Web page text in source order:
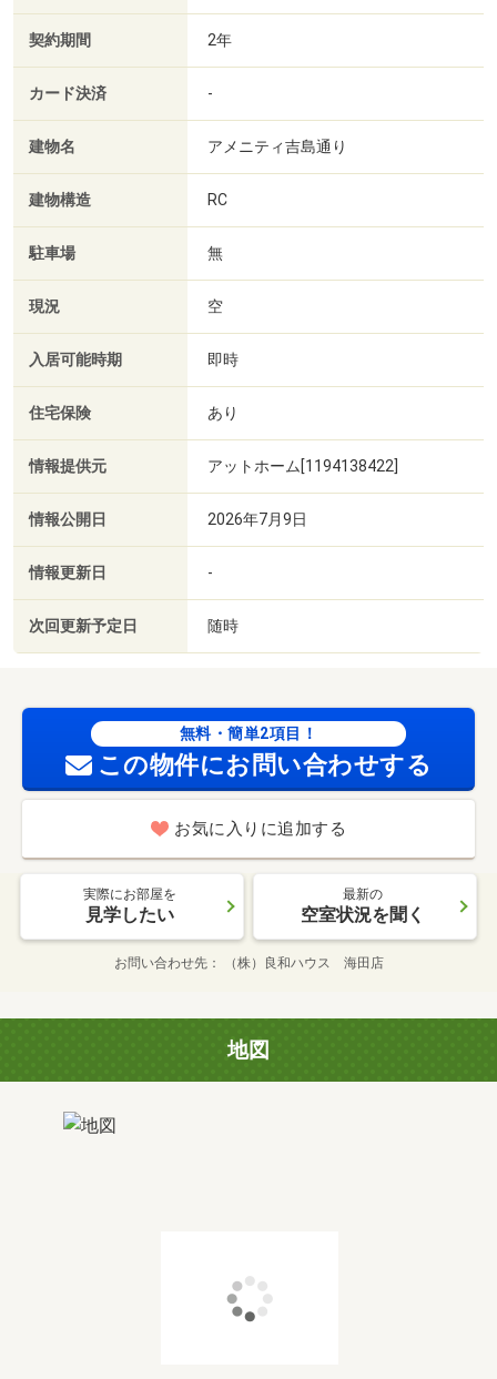
契約期間 2年
カード決済 -
建物名 アメニティ吉島通り
建物構造 RC
駐車場 無
現況 空
入居可能時期 即時
住宅保険 あり
情報提供元 アットホーム[1194138422]
情報公開日 2026年7月9日
情報更新日 -
次回更新予定日 随時
無料・簡単2項目！
この物件にお問い合わせする
お気に入りに追加する
実際にお部屋を
見学したい
最新の
空室状況を聞く
お問い合わせ先 （株）良和ハウス 海田店
地図